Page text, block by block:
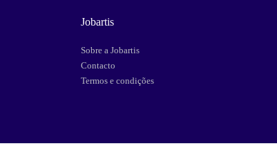
Jobartis
Sobre a Jobartis
Contacto
Termos e condições